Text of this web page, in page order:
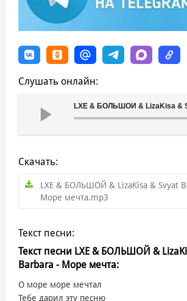
Слушать онлайн:
LXE & БОЛЬШОЙ & LizaKisa &
Скачать:
LXE & БОЛЬШОЙ & LizaKisa & Svyat
Море мечта.mp3
Текст песни:
Текст песни LXE & БОЛЬШОЙ &
Barbara - Море мечта:
О море море мечтал
Тебе дарил эту песню